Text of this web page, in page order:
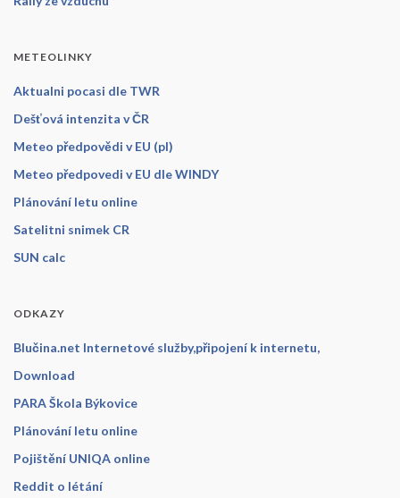
METEOLINKY
Aktualni pocasi dle TWR
Dešťová intenzita v ČR
Meteo předpovědi v EU (pl)
Meteo předpovedi v EU dle WINDY
Plánování letu online
Satelitni snimek CR
SUN calc
ODKAZY
Blučina.net Internetové služby,připojení k internetu,
Download
PARA Škola Býkovice
Plánování letu online
Pojištění UNIQA online
Reddit o létání